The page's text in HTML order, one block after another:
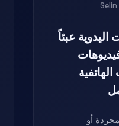
اليدوية عبئاً
أو